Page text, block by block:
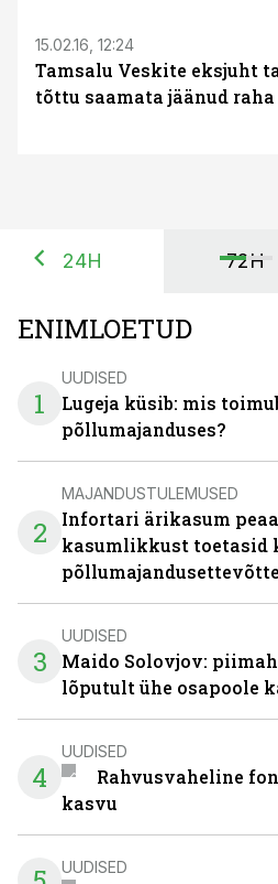
15.02.16, 12:24
Tamsalu Veskite eksjuht
tõttu saamata jäänud raha
24H 72H
ENIMLOETUD
1
UUDISED
Lugeja küsib: mis
põllumajanduses?
2
MAJANDUSTULEMUSED
Infortari ärikasum
kasumlikkust toetasid
3
UUDISED
Maido Solovjov:
lõputult ühe osapoole
4
UUDISED
Rahvusvaheline
kasvu
UUDISED